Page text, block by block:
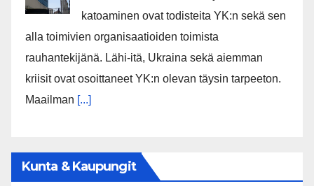
katoaminen ovat todisteita YK:n sekä sen
alla toimivien organisaatioiden toimista
rauhantekijänä. Lähi-itä, Ukraina sekä aiemman
kriisit ovat osoittaneet YK:n olevan täysin tarpeeton.
Maailman [...]
Kunta & Kaupungit